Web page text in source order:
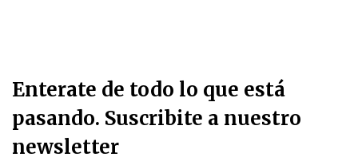
Enterate de todo lo que está
pasando. Suscribite a nuestro
newsletter